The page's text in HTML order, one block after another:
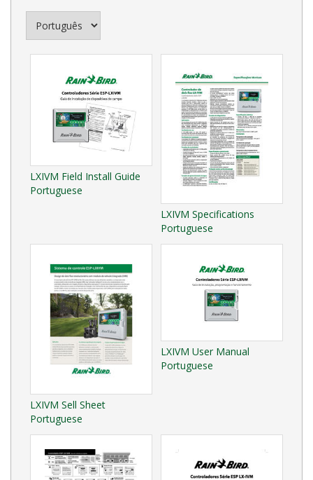
LXIVM Field Install Guide
Portuguese
LXIVM Specifications
Portuguese
LXIVM Sell Sheet
Portuguese
LXIVM User Manual
Portuguese